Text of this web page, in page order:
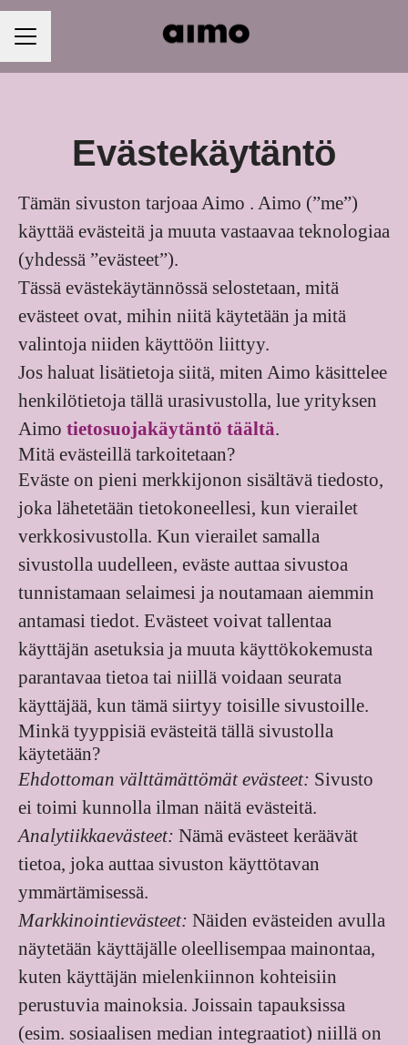
URAVALIKKO
Evästekäytäntö
Tämän sivuston tarjoaa Aimo . Aimo (”me”)
käyttää evästeitä ja muuta vastaavaa teknologiaa
(yhdessä ”evästeet”).
Tässä evästekäytännössä selostetaan, mitä
evästeet ovat, mihin niitä käytetään ja mitä
valintoja niiden käyttöön liittyy.
Jos haluat lisätietoja siitä, miten Aimo käsittelee
henkilötietoja tällä urasivustolla, lue yrityksen
Aimo tietosuojakäytäntö täältä.
Mitä evästeillä tarkoitetaan?
Eväste on pieni merkkijonon sisältävä tiedosto,
joka lähetetään tietokoneellesi, kun vierailet
verkkosivustolla. Kun vierailet samalla
sivustolla uudelleen, eväste auttaa sivustoa
tunnistamaan selaimesi ja noutamaan aiemmin
antamasi tiedot. Evästeet voivat tallentaa
käyttäjän asetuksia ja muuta käyttökokemusta
parantavaa tietoa tai niillä voidaan seurata
käyttäjää, kun tämä siirtyy toisille sivustoille.
Minkä tyyppisiä evästeitä tällä sivustolla
käytetään?
Ehdottoman välttämättömät evästeet: Sivusto
ei toimi kunnolla ilman näitä evästeitä.
Analytiikkaevästeet: Nämä evästeet keräävät
tietoa, joka auttaa sivuston käyttötavan
ymmärtämisessä.
Markkinointievästeet: Näiden evästeiden avulla
näytetään käyttäjälle oleellisempaa mainontaa,
kuten käyttäjän mielenkiinnon kohteisiin
perustuvia mainoksia. Joissain tapauksissa
(esim. sosiaalisen median integraatiot) niillä on